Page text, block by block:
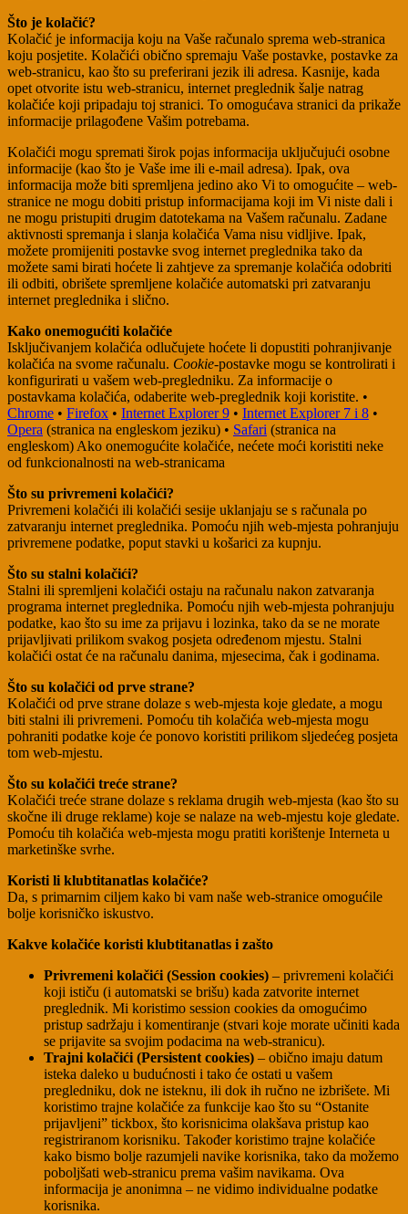
Što je kolačić?
Kolačić je informacija koju na Vaše računalo sprema web-stranica
koju posjetite. Kolačići obično spremaju Vaše postavke, postavke za
web-stranicu, kao što su preferirani jezik ili adresa. Kasnije, kada
opet otvorite istu web-stranicu, internet preglednik šalje natrag
kolačiće koji pripadaju toj stranici. To omogućava stranici da prikaže
informacije prilagođene Vašim potrebama.
Kolačići mogu spremati širok pojas informacija uključujući osobne
informacije (kao što je Vaše ime ili e-mail adresa). Ipak, ova
informacija može biti spremljena jedino ako Vi to omogućite – web-
stranice ne mogu dobiti pristup informacijama koji im Vi niste dali i
ne mogu pristupiti drugim datotekama na Vašem računalu. Zadane
aktivnosti spremanja i slanja kolačića Vama nisu vidljive. Ipak,
možete promijeniti postavke svog internet preglednika tako da
možete sami birati hoćete li zahtjeve za spremanje kolačića odobriti
ili odbiti, obrišete spremljene kolačiće automatski pri zatvaranju
internet preglednika i slično.
Kako onemogućiti kolačiće
Isključivanjem kolačića odlučujete hoćete li dopustiti pohranjivanje
kolačića na svome računalu. Cookie-postavke mogu se kontrolirati i
konfigurirati u vašem web-pregledniku. Za informacije o
postavkama kolačića, odaberite web-preglednik koji koristite. •
Chrome • Firefox • Internet Explorer 9 • Internet Explorer 7 i 8 •
Opera (stranica na engleskom jeziku) • Safari (stranica na
engleskom) Ako onemogućite kolačiće, nećete moći koristiti neke
od funkcionalnosti na web-stranicama
Što su privremeni kolačići?
Privremeni kolačići ili kolačići sesije uklanjaju se s računala po
zatvaranju internet preglednika. Pomoću njih web-mjesta pohranjuju
privremene podatke, poput stavki u košarici za kupnju.
Što su stalni kolačići?
Stalni ili spremljeni kolačići ostaju na računalu nakon zatvaranja
programa internet preglednika. Pomoću njih web-mjesta pohranjuju
podatke, kao što su ime za prijavu i lozinka, tako da se ne morate
prijavljivati prilikom svakog posjeta određenom mjestu. Stalni
kolačići ostat će na računalu danima, mjesecima, čak i godinama.
Što su kolačići od prve strane?
Kolačići od prve strane dolaze s web-mjesta koje gledate, a mogu
biti stalni ili privremeni. Pomoću tih kolačića web-mjesta mogu
pohraniti podatke koje će ponovo koristiti prilikom sljedećeg posjeta
tom web-mjestu.
Što su kolačići treće strane?
Kolačići treće strane dolaze s reklama drugih web-mjesta (kao što su
skočne ili druge reklame) koje se nalaze na web-mjestu koje gledate.
Pomoću tih kolačića web-mjesta mogu pratiti korištenje Interneta u
marketinške svrhe.
Koristi li klubtitanatlas kolačiće?
Da, s primarnim ciljem kako bi vam naše web-stranice omogućile
bolje korisničko iskustvo.
Kakve kolačiće koristi klubtitanatlas i zašto
Privremeni kolačići (Session cookies) – privremeni kolačići
koji ističu (i automatski se brišu) kada zatvorite internet
preglednik. Mi koristimo session cookies da omogućimo
pristup sadržaju i komentiranje (stvari koje morate učiniti kada
se prijavite sa svojim podacima na web-stranicu).
Trajni kolačići (Persistent cookies) – obično imaju datum
isteka daleko u budućnosti i tako će ostati u vašem
pregledniku, dok ne isteknu, ili dok ih ručno ne izbrišete. Mi
koristimo trajne kolačiće za funkcije kao što su “Ostanite
prijavljeni” tickbox, što korisnicima olakšava pristup kao
registriranom korisniku. Također koristimo trajne kolačiće
kako bismo bolje razumjeli navike korisnika, tako da možemo
poboljšati web-stranicu prema vašim navikama. Ova
informacija je anonimna – ne vidimo individualne podatke
korisnika.